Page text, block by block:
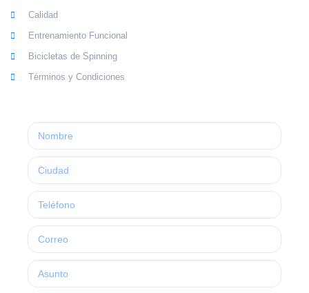
Calidad
Entrenamiento Funcional
Bicicletas de Spinning
Términos y Condiciones